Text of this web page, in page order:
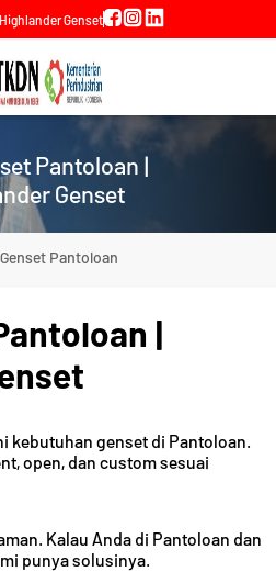
Genset
Pantoloan |
Genset
Genset Pantoloan
Genset Pantoloan
|
kebutuhan genset di Pantoloan.
open, dan custom sesuai
Kalau Anda di Pantoloan dan
punya solusinya.